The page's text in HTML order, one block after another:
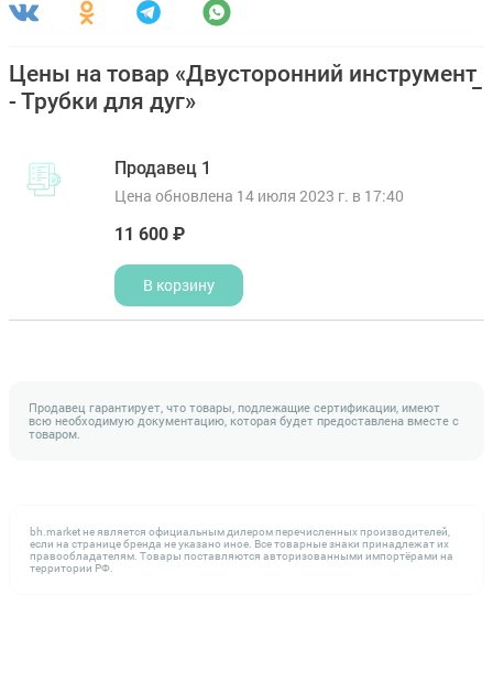
Цены на товар «Двусторонний инструмент
- Трубки для дуг»
Продавец 1
Цена обновлена 14 июля 2023 г. в 17:40
11 600 ₽
В корзину
Продавец гарантирует, что товары, подлежащие сертификации, имеют
всю необходимую документацию, которая будет предоставлена вместе с
товаром.
bh.market не является официальным дилером перечисленных производителей,
если на странице бренда не указано иное. Все товарные знаки принадлежат их
правообладателям. Товары поставляются авторизованными импортёрами на
территории РФ.